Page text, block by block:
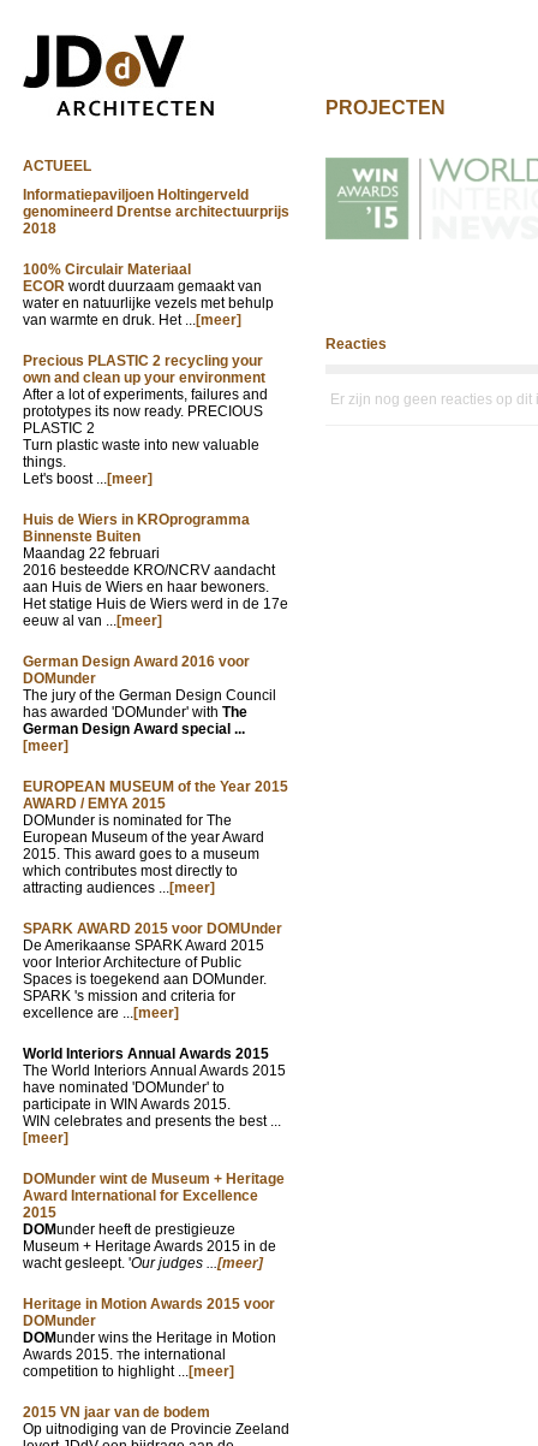
PROJECTEN
ACTUEEL
Informatiepaviljoen Holtingerveld
genomineerd Drentse architectuurprijs
2018
100% Circulair Materiaal
ECOR wordt duurzaam gemaakt van
water en natuurlijke vezels met behulp
van warmte en druk. Het ...[meer]
Precious PLASTIC 2 recycling your
own and clean up your environment
After a lot of experiments, failures and
prototypes its now ready. PRECIOUS
PLASTIC 2
Turn plastic waste into new valuable
things.
Let's boost ...[meer]
Huis de Wiers in KROprogramma
Binnenste Buiten
Maandag 22 februari
2016 besteedde KRO/NCRV aandacht
aan Huis de Wiers en haar bewoners.
Het statige Huis de Wiers werd in de 17e
eeuw al van ...[meer]
German Design Award 2016 voor
DOMunder
The jury of the German Design Council
has awarded 'DOMunder' with The
German Design Award special ...
[meer]
EUROPEAN MUSEUM of the Year 2015
AWARD / EMYA 2015
DOMunder is nominated for The
European Museum of the year Award
2015. This award goes to a museum
which contributes most directly to
attracting audiences ...[meer]
SPARK AWARD 2015 voor DOMUnder
De Amerikaanse SPARK Award 2015
voor Interior Architecture of Public
Spaces is toegekend aan DOMunder.
SPARK 's mission and criteria for
excellence are ...[meer]
World Interiors Annual Awards 2015
The World Interiors Annual Awards 2015
have nominated 'DOMunder' to
participate in WIN Awards 2015.
WIN celebrates and presents the best ...
[meer]
DOMunder wint de Museum + Heritage
Award International for Excellence
2015
DOMunder heeft de prestigieuze
Museum + Heritage Awards 2015 in de
wacht gesleept. 'Our judges ...[meer]
Heritage in Motion Awards 2015 voor
DOMunder
DOMunder wins the Heritage in Motion
Awards 2015. The international
competition to highlight ...[meer]
2015 VN jaar van de bodem
Op uitnodiging van de Provincie Zeeland
Reacties
Er zijn nog geen reacties op dit